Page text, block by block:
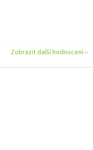
Zobrazit další hodnocení